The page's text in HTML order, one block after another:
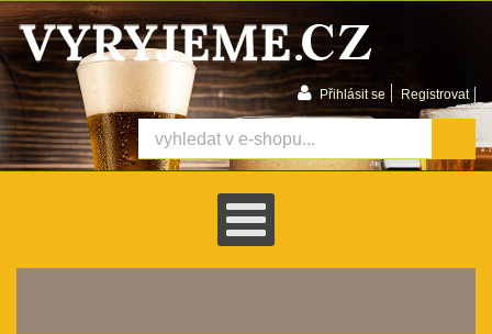
Přihlásit se Registrovat